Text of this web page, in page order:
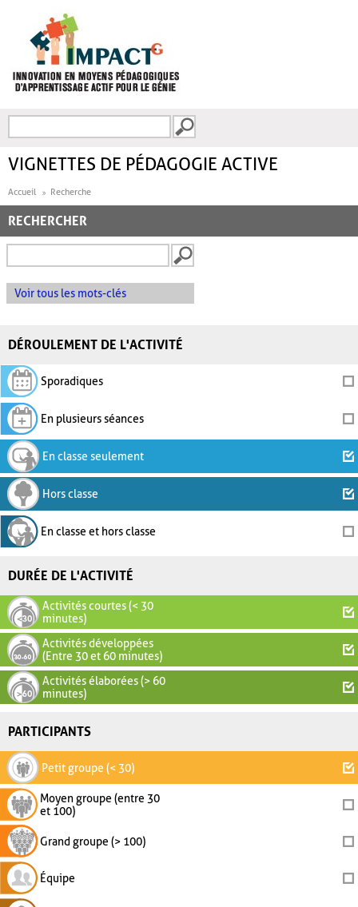
FORMULAIRE DE
VIGNETTES DE PÉDAGOGIE ACTIVE
Accueil Recherche
RECHERCHER
Voir tous les mots-clés
DÉROULEMENT DE L'ACTIVITÉ
Sporadiques
En plusieurs séances
En classe seulement
Hors classe
En classe et hors classe
DURÉE DE L'ACTIVITÉ
Activités courtes (< 30
minutes)
Activités développées
(Entre 30 et 60 minutes)
Activités élaborées (> 60
minutes)
PARTICIPANTS
Petit groupe (< 30)
Moyen groupe (entre 30
et 100)
Grand groupe (> 100)
Équipe